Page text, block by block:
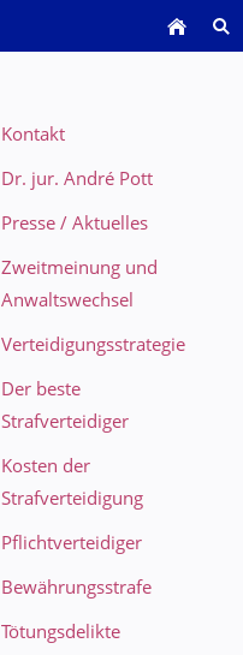
Kontakt
Dr. jur. André Pott
Presse / Aktuelles
Zweitmeinung und
Anwaltswechsel
Verteidigungsstrategie
Der beste
Strafverteidiger
Kosten der
Strafverteidigung
Pflichtverteidiger
Bewährungsstrafe
Tötungsdelikte